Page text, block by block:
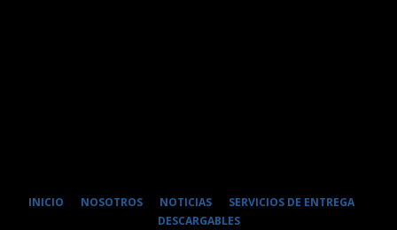
INICIO NOSOTROS NOTICIAS
SERVICIOS DE ENTREGA
DESCARGABLES